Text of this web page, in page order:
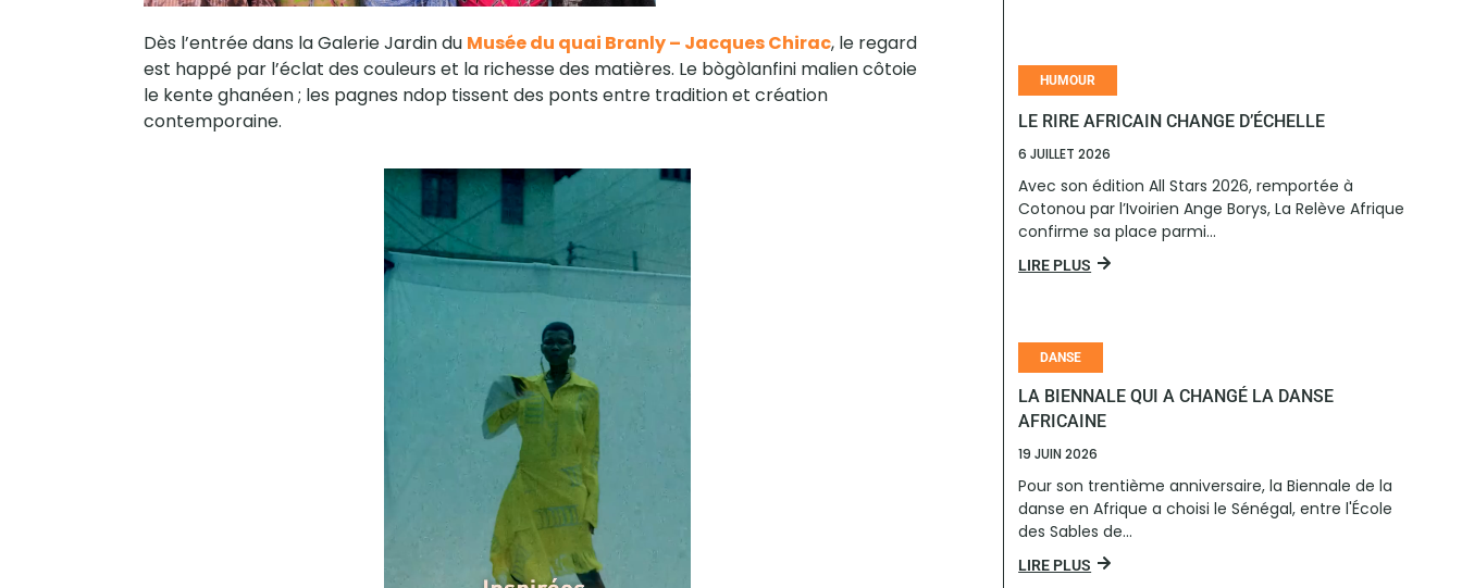
Dès l’entrée dans la Galerie Jardin du Musée du quai Branly – Jacques Chirac, le regard
est happé par l’éclat des couleurs et la richesse des matières. Le bògòlanfini malien côtoie
le kente ghanéen ; les pagnes ndop tissent des ponts entre tradition et création
contemporaine.
HUMOUR
LE RIRE AFRICAIN CHANGE D’ÉCHELLE
6 JUILLET 2026
Avec son édition All Stars 2026, remportée à
Cotonou par l’Ivoirien Ange Borys, La Relève Afrique
confirme sa place parmi...
LIRE PLUS
DANSE
LA BIENNALE QUI A CHANGÉ LA DANSE
AFRICAINE
19 JUIN 2026
Pour son trentième anniversaire, la Biennale de la
danse en Afrique a choisi le Sénégal, entre l'École
des Sables de...
LIRE PLUS